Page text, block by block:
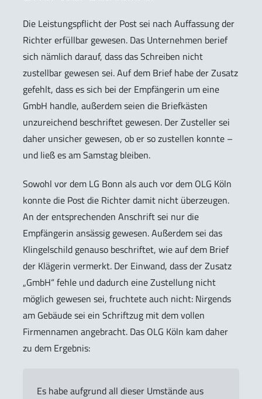
Die Leistungspflicht der Post sei nach Auffassung der
Richter erfüllbar gewesen. Das Unternehmen berief
sich nämlich darauf, dass das Schreiben nicht
zustellbar gewesen sei. Auf dem Brief habe der Zusatz
gefehlt, dass es sich bei der Empfängerin um eine
GmbH handle, außerdem seien die Briefkästen
unzureichend beschriftet gewesen. Der Zusteller sei
daher unsicher gewesen, ob er so zustellen konnte –
und ließ es am Samstag bleiben.
Sowohl vor dem LG Bonn als auch vor dem OLG Köln
konnte die Post die Richter damit nicht überzeugen.
An der entsprechenden Anschrift sei nur die
Empfängerin ansässig gewesen. Außerdem sei das
Klingelschild genauso beschriftet, wie auf dem Brief
der Klägerin vermerkt. Der Einwand, dass der Zusatz
„GmbH“ fehle und dadurch eine Zustellung nicht
möglich gewesen sei, fruchtete auch nicht: Nirgends
am Gebäude sei ein Schriftzug mit dem vollen
Firmennamen angebracht. Das OLG Köln kam daher
zu dem Ergebnis:
Es habe aufgrund all dieser Umstände aus